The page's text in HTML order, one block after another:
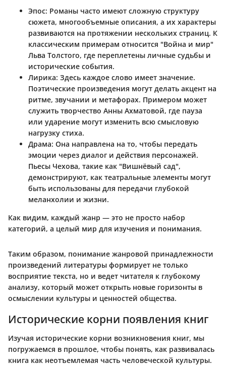
Эпос: Романы часто имеют сложную структуру
сюжета, многообъемные описания, а их характеры
развиваются на протяжении нескольких страниц. К
классическим примерам относится "Война и мир"
Льва Толстого, где переплетены личные судьбы и
исторические события.
Лирика: Здесь каждое слово имеет значение.
Поэтические произведения могут делать акцент на
ритме, звучании и метафорах. Примером может
служить творчество Анны Ахматовой, где пауза
или ударение могут изменить всю смысловую
нагрузку стиха.
Драма: Она направлена на то, чтобы передать
эмоции через диалог и действия персонажей.
Пьесы Чехова, такие как "Вишнёвый сад",
демонстрируют, как театральные элементы могут
быть использованы для передачи глубокой
меланхолии и жизни.
Как видим, каждый жанр — это не просто набор
категорий, а целый мир для изучения и понимания.
Таким образом, понимание жанровой принадлежности
произведений литературы формирует не только
восприятие текста, но и ведет читателя к глубокому
анализу, который может открыть новые горизонты в
осмыслении культуры и ценностей общества.
Исторические корни появления книг
Изучая исторические корни возникновения книг, мы
погружаемся в прошлое, чтобы понять, как развивалась
книга как неотъемлемая часть человеческой культуры.